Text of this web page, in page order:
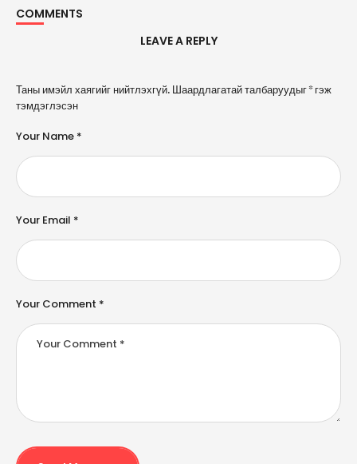
COMMENTS
LEAVE A REPLY
Таны имэйл хаягийг нийтлэхгүй. Шаардлагатай талбаруудыг*гэж
тэмдэглэсэн
Your Comment *
Your Name *
Your Email *
A
l
e
n
a
ti
e